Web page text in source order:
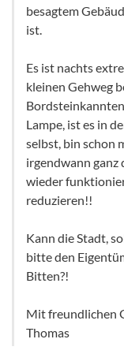
besagtem
ist.
Es ist nachts
kleinen Gehweg
Lampe, ist es in
selbst, bin schon
irgendwann ganz
wieder
reduzieren!!
Kann die Stadt,
bitte den
Bitten?!
Mit freundlichen
Thomas